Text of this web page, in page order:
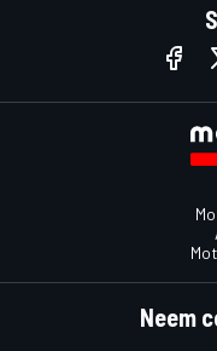
Neem